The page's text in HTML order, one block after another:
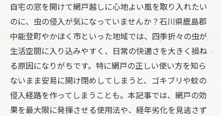
自宅の窓を開けて網戸越しに心地よい風を取り入れたい
のに、虫の侵入が気になっていませんか？石川県鹿島郡
中能登町やかほく市といった地域では、四季折々の虫が
生活空間に入り込みやすく、日常の快適さを大きく損ね
る原因になりがちです。特に網戸の正しい使い方を知ら
ないまま安易に開け閉めしてしまうと、ゴキブリや蚊の
侵入経路を作ってしまうことも。本記事では、網戸の効
果を最大限に発揮させる使用法や、経年劣化を見逃さず